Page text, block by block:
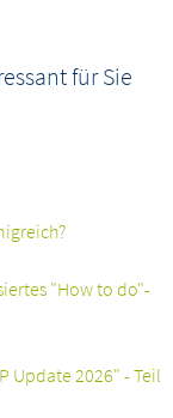
für Sie
"How to do"-
Update 2026" - Teil